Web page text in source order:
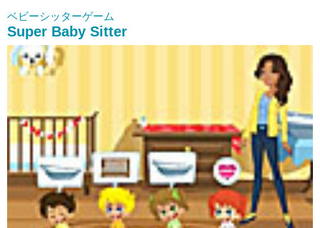
ベビーシッターゲーム
Super Baby Sitter